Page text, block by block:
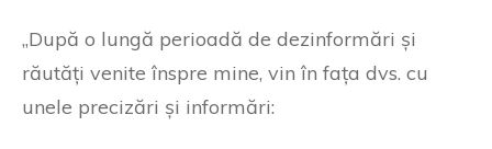
„După o lungă perioadă de dezinformări și
răutăți venite înspre mine, vin în fața dvs. cu
unele precizări și informări: